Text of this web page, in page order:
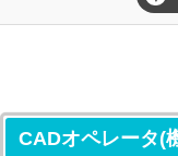
CADオペレータ(